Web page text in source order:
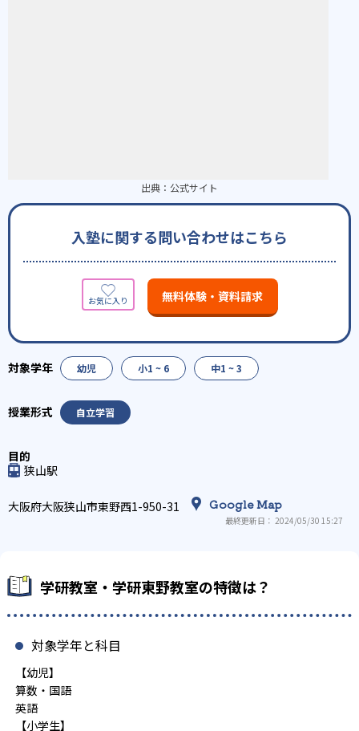
出典： 公式サイト
入塾に関する問い合わせはこちら
無料体験・資料請求
幼児 小1 ~ 6 中1 ~ 3
自立学習
狭山駅
大阪府大阪狭山市東野西1-950-31 Google Map
最終更新日： 2024/05/30 15:27
学研教室・学研東野教室の特徴は？
対象学年と科目
【幼児】
算数・国語
英語
【小学生】